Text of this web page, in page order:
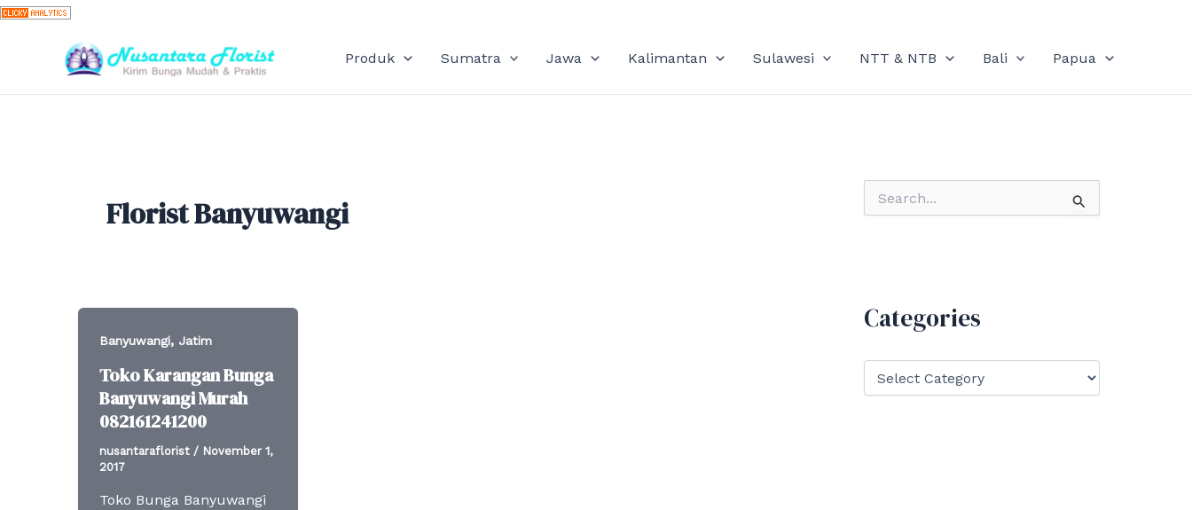
Skip
content
Produk Sumatra Jawa Kalimantan Sulawesi NTT & NTB Bali Papua
Florist Banyuwangi
Banyuwangi, Jatim
Toko Karangan Bunga
Banyuwangi Murah
082161241200
nusantaraflorist / November 1,
2017
Toko Bunga Banyuwangi
o
Categories